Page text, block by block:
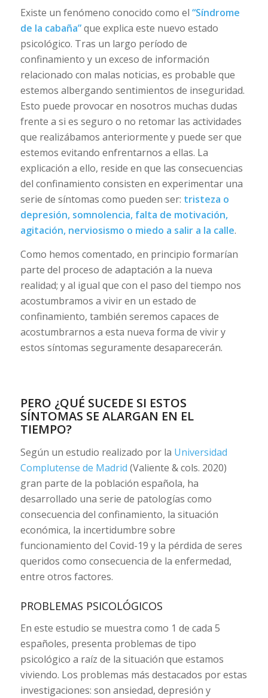
Existe un fenómeno conocido como el “Síndrome
de la cabaña”que explica este nuevo estado
psicológico. Tras un largo período de
confinamiento y un exceso de información
relacionado con malas noticias, es probable que
estemos albergando sentimientos de inseguridad.
Esto puede provocar en nosotros muchas dudas
frente a si es seguro o no retomar las actividades
que realizábamos anteriormente y puede ser que
estemos evitando enfrentarnos a ellas. La
explicación a ello, reside en que las consecuencias
del confinamiento consisten en experimentar una
serie de síntomas como pueden ser: tristeza o
depresión, somnolencia, falta de motivación,
agitación, nerviosismo o miedo a salir a la calle.
Como hemos comentado, en principio formarían
parte del proceso de adaptación a la nueva
realidad; y al igual que con el paso del tiempo nos
acostumbramos a vivir en un estado de
confinamiento, también seremos capaces de
acostumbrarnos a esta nueva forma de vivir y
estos síntomas seguramente desaparecerán.
PERO ¿QUÉ SUCEDE SI ESTOS
SÍNTOMAS SE ALARGAN EN EL
TIEMPO?
Según un estudio realizado por la Universidad
Complutense de Madrid (Valiente & cols. 2020)
gran parte de la población española, ha
desarrollado una serie de patologías como
consecuencia del confinamiento, la situación
económica, la incertidumbre sobre
funcionamiento del Covid-19 y la pérdida de seres
queridos como consecuencia de la enfermedad,
entre otros factores.
PROBLEMAS PSICOLÓGICOS
En este estudio se muestra como 1 de cada 5
españoles, presenta problemas de tipo
psicológico a raíz de la situación que estamos
viviendo. Los problemas más destacados por estas
investigaciones: son ansiedad, depresión y